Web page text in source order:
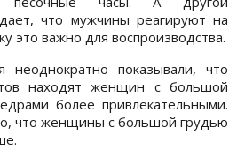
что мужчины реагируют на
это важно для воспроизводства.
неоднократно показывали, что
находят женщин с большой
более привлекательными.
что женщины с большой грудью